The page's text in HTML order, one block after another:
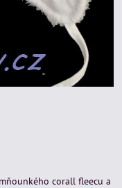
corall fleecu a